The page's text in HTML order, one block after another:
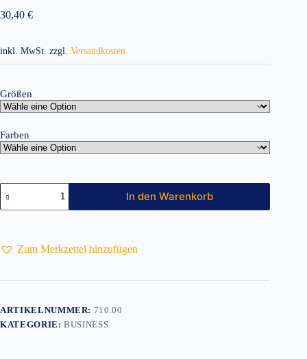
30,40 €
inkl. MwSt. zzgl. Versandkosten
Größen
Farben
Hemd
Langarm
Oxford
In den Warenkorb
Zum Merkzettel hinzufügen
ARTIKELNUMMER: 710.00
KATEGORIE:BUSINESS